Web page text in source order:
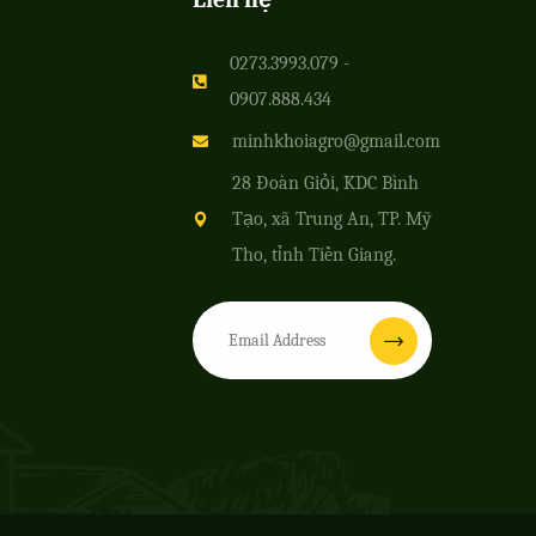
0273.3993.079 -
0907.888.434
minhkhoiagro@gmail.com
28 Đoàn Giỏi, KDC Bình
Tạo, xã Trung An, TP. Mỹ
Tho, tỉnh Tiền Giang.